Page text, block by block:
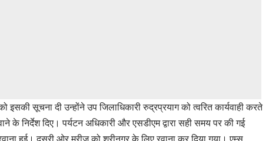
इसकी सूचना दी उन्होंने उप जिलाधिकारी रुद्रप्रयाग को त्वरित कार्यवाही करते
निर्देश दिए। पर्यटन अधिकारी और एसडीएम द्वारा सही समय पर की गई